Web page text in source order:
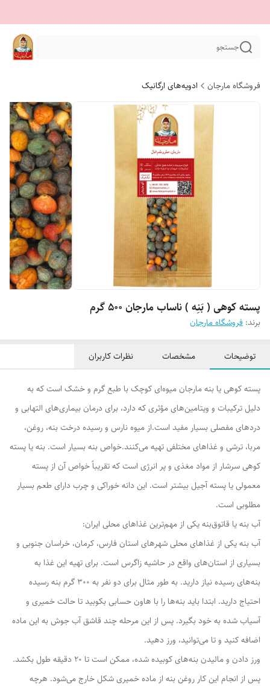
جستجو
فروشگاه مارجان ادویه‌های ارگانیک
پسته کوهی ( بَنِه ) ناساب مارجان 500 گرم
برند: فروشگاه مارجان
توضیحات مشخصات نظرات کاربران
پسته کوهی یا بنه مارجان میوه‌ای کوچک با طبع گرم و خشک است که به
دلیل ترکیبات و ویتامین‌های مؤثری که دارد، برای درمان بیماری‌های التهابی و
دردهای مفصلی بسیار مفید است.از میوه نارس و رسیده درخت بنه، روغن،
مربا، ترشی و غذا‌های مختلفی تهیه می‌کنند.خواص بنه بسیار است. بنه یا پسته
کوهی سرشار از مواد مغذی و پر انرژی است که تقریباً خواص آن از پسته
معمولی یا پسته آجیل بیشتر است. این دانه خوراکی و چرب دارای طعم بسیار
مطلوبی است.
آب بنه یا قاتوق‌بنه یکی از مهم‌ترین غذا‌های محلی ایران:
آب بنه یکی از غذا‌های محلی شهر‌های استان فارس، کرمان، خراسان جنوبی و
بسیاری از استان‌های واقع در حاشیه زاگرس است. برای تهیه این غذا به
بنه‌های رسیده نیاز دارید. به طور مثال برای دو نفر به ۳۰۰ گرم بنه رسیده
احتیاج دارید. ابتدا باید بنه‌ها را با هاون حسابی بکوبید تا حالت خمیری و
آسیاب شده به خود بگیرد. پس از این مرحله چند قاشق آب جوش به این ماده
اضافه کنید و تا می‌توانید، ورز دهید.
ورز دادن و مالیدن بنه‌های کوبیده شده، ممکن است تا ۲۰ دقیقه طول بکشد.
پس از انجام این کار روغن بنه از ماده خمیری شکل خارج می‌شود. هرچه